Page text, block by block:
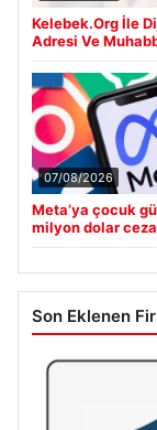
Kelebek.Org İle
Adresi Ve
07/08/2026
Meta’ya çocuk
milyon dolar ceza
Son Eklenen